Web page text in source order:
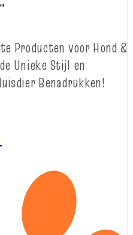
Producten voor Hond &
de Unieke Stijl en
Benadrukken!